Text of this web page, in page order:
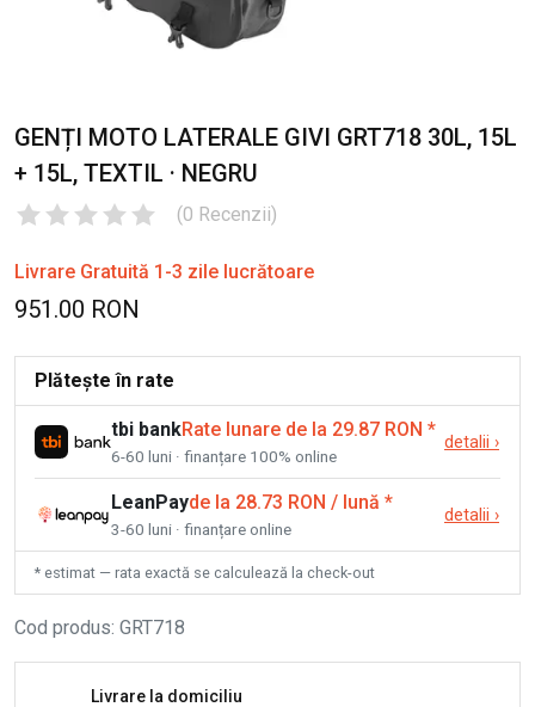
GENȚI MOTO LATERALE GIVI GRT718 30L, 15L
+ 15L, TEXTIL · NEGRU
(0 Recenzii)
Livrare Gratuită 1-3 zile lucrătoare
951.00 RON
Plătește în rate
tbi bankRate lunare de la 29.87 RON *
6-60 luni · finanțare 100% online
detalii ›
LeanPayde la 28.73 RON / lună *
3-60 luni · finanțare online
detalii ›
* estimat — rata exactă se calculează la check-out
Cod produs: GRT718
Livrare la domiciliu